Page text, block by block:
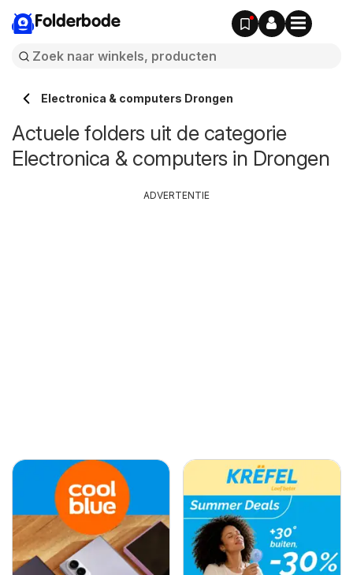
Folderbode
Electronica & computers Drongen
Actuele folders uit de categorie
Electronica & computers in Drongen
ADVERTENTIE